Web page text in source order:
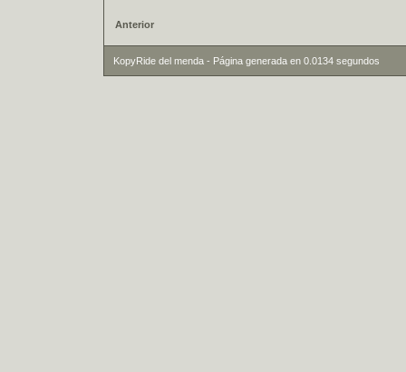
Anterior
KopyRide del menda - Página generada en 0.0134 segundos